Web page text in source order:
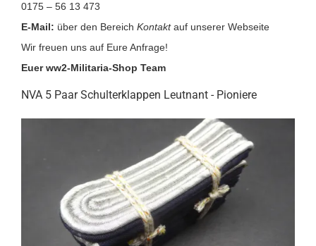
0175 – 56 13 473
E-Mail: über den Bereich Kontakt auf unserer Webseite
Wir freuen uns auf Eure Anfrage!
Euer ww2-Militaria-Shop Team
NVA 5 Paar Schulterklappen Leutnant - Pioniere